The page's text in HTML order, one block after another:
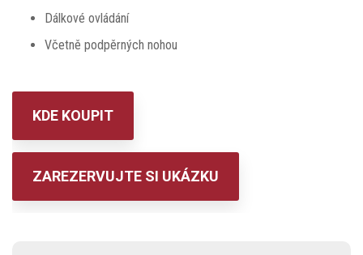
Dálkové ovládání
Včetně podpěrných nohou
KDE KOUPIT
ZAREZERVUJTE SI UKÁZKU